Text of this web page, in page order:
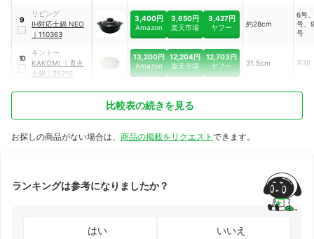
9
リビング
IH対応土鍋 NEO
｜ 110363
3,400円
Amazon
3,650円
楽天市場
3,427円
ヤフー
約28cm
6号
号、
号
10
キントー
KAKOMI
｜ 直火
土鍋
25215
13,200円
Amazon
12,204円
楽天市場
12,703円
ヤフー
31.5cm 不明
比較表の続きを見る
お探しの商品がない場合は、 商品の掲載をリクエスト できます。
ランキングは参考になりましたか？
はい いいえ